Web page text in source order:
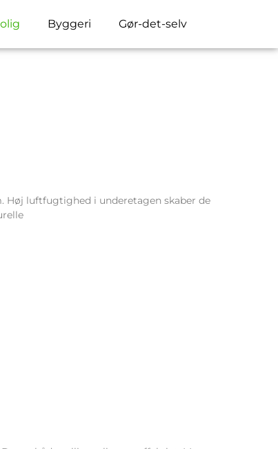
Byggeri Gør-det-selv
Høj luftfugtighed i underetagen skaber de